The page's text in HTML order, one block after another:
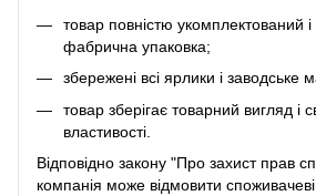
товар повністю укомплектований
фабрична упаковка;
збережені всі ярлики і заводське
товар зберігає товарний вигляд і
властивості.
Відповідно закону "Про захист прав
компанія може відмовити споживачеві